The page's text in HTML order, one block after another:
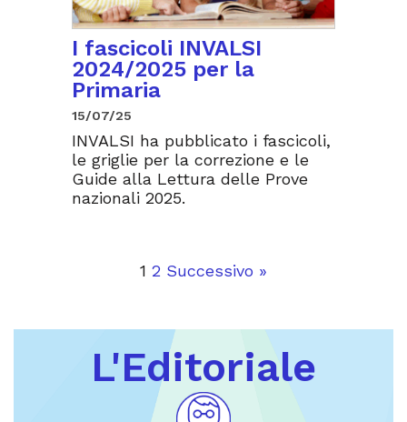
I fascicoli INVALSI
2024/2025 per la
Primaria
15/07/25
INVALSI ha pubblicato i fascicoli,
le griglie per la correzione e le
Guide alla Lettura delle Prove
nazionali 2025.
1 2 Successivo »
L'Editoriale